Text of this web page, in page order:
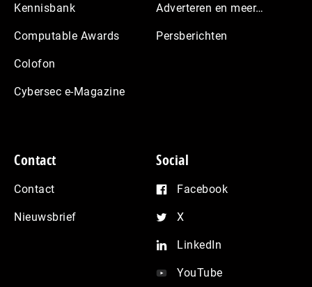
Kennisbank
Computable Awards
Colofon
Cybersec e-Magazine
Adverteren en meer…
Persberichten
Contact
Contact
Nieuwsbrief
Social
Facebook
X
LinkedIn
YouTube